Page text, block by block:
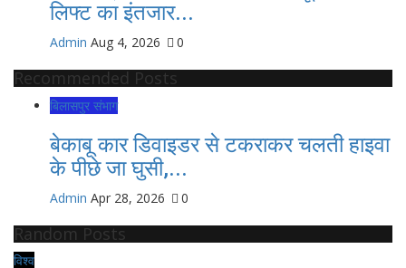
लिफ्ट का इंतजार...
Admin Aug 4, 2026 0
Recommended Posts
बिलासपुर संभाग
बेकाबू कार डिवाइडर से टकराकर चलती हाइवा
के पीछे जा घुसी,...
Admin Apr 28, 2026 0
Random Posts
विश्व